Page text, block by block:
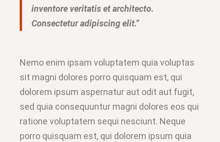
inventore veritatis et architecto.
Consectetur adipiscing elit.”
Nemo enim ipsam voluptatem quia voluptas
sit magni dolores porro quisquam est, qui
dolorem ipsum aspernatur aut odit aut fugit,
sed quia consequuntur magni dolores eos qui
ratione voluptatem sequi nesciunt. Neque
porro quisquam est, qui dolorem ipsum quia